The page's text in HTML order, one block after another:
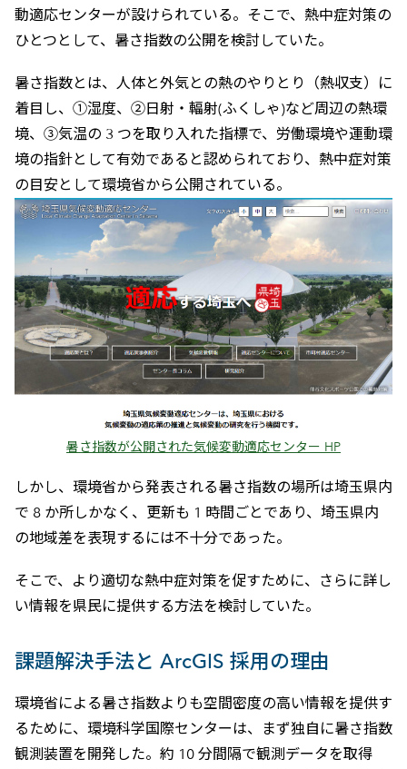
動適応センターが設けられている。そこで、熱中症対策の
ひとつとして、暑さ指数の公開を検討していた。
暑さ指数とは、人体と外気との熱のやりとり（熱収支）に
着目し、①湿度、②日射・輻射(ふくしゃ)など周辺の熱環
境、③気温の 3 つを取り入れた指標で、労働環境や運動環
境の指針として有効であると認められており、熱中症対策
の目安として環境省から公開されている。
暑さ指数が公開された気候変動適応センター HP
しかし、環境省から発表される暑さ指数の場所は埼玉県内
で 8 か所しかなく、更新も 1 時間ごとであり、埼玉県内
の地域差を表現するには不十分であった。
そこで、より適切な熱中症対策を促すために、さらに詳し
い情報を県民に提供する方法を検討していた。
課題解決手法と ArcGIS 採用の理由
環境省による暑さ指数よりも空間密度の高い情報を提供す
るために、環境科学国際センターは、まず独自に暑さ指数
観測装置を開発した。約 10 分間隔で観測データを取得